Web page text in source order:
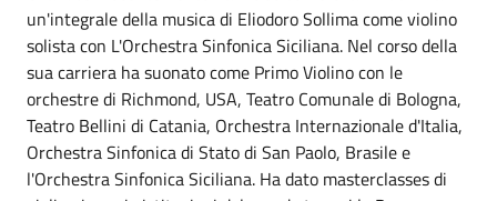
un'integrale della musica di Eliodoro Sollima come violino
solista con L'Orchestra Sinfonica Siciliana. Nel corso della
sua carriera ha suonato come Primo Violino con le
orchestre di Richmond, USA, Teatro Comunale di Bologna,
Teatro Bellini di Catania, Orchestra Internazionale d'Italia,
Orchestra Sinfonica di Stato di San Paolo, Brasile e
l'Orchestra Sinfonica Siciliana. Ha dato masterclasses di